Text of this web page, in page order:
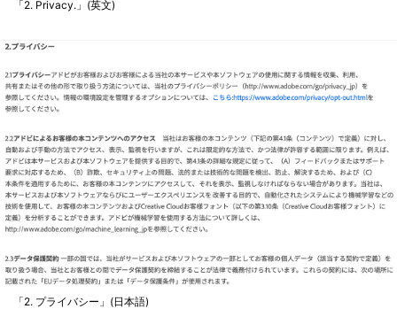
「2. Privacy.」(英文)
「2. プライバシー」(日本語)